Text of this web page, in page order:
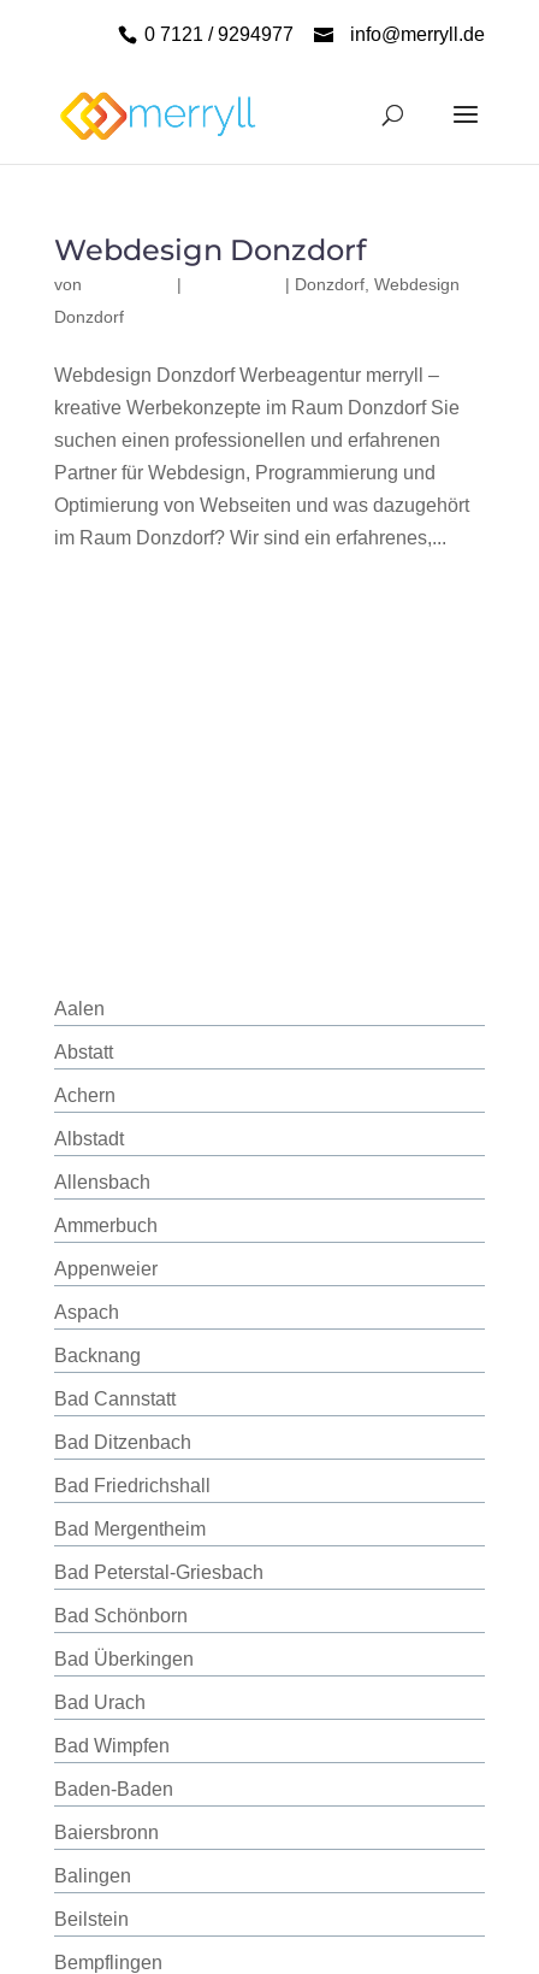
0 7121 / 9294977 info@merryll.de
Webdesign Donzdorf
von | | Donzdorf, Webdesign
Donzdorf
Webdesign Donzdorf Werbeagentur merryll –
kreative Werbekonzepte im Raum Donzdorf Sie
suchen einen professionellen und erfahrenen
Partner für Webdesign, Programmierung und
Optimierung von Webseiten und was dazugehört
im Raum Donzdorf? Wir sind ein erfahrenes,...
Aalen
Abstatt
Achern
Albstadt
Allensbach
Ammerbuch
Appenweier
Aspach
Backnang
Bad Cannstatt
Bad Ditzenbach
Bad Friedrichshall
Bad Mergentheim
Bad Peterstal-Griesbach
Bad Schönborn
Bad Überkingen
Bad Urach
Bad Wimpfen
Baden-Baden
Baiersbronn
Balingen
Beilstein
Bempflingen